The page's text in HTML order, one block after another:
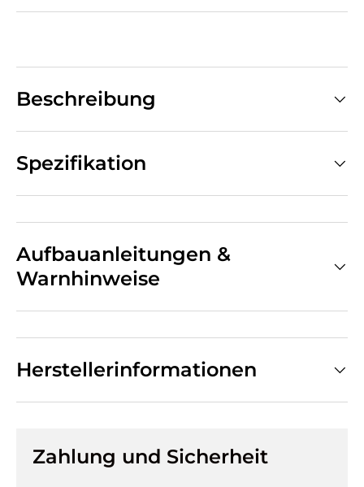
Beschreibung
Spezifikation
Aufbauanleitungen &
Warnhinweise
Herstellerinformationen
Zahlung und Sicherheit